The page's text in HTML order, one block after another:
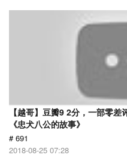
【越哥】豆瓣9 2分，一部零
《忠犬八公的故事》
# 691
2018-08-25 07:28